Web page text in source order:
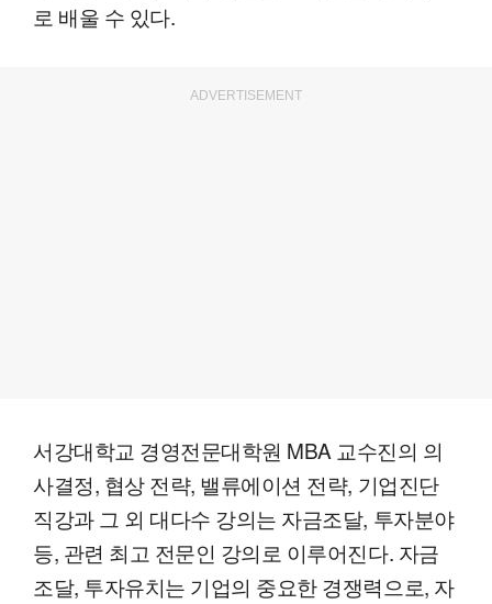
로 배울 수 있다.
ADVERTISEMENT
서강대학교 경영전문대학원 MBA 교수진의 의
사결정, 협상 전략, 밸류에이션 전략, 기업진단
직강과 그 외 대다수 강의는 자금조달, 투자분야
등, 관련 최고 전문인 강의로 이루어진다. 자금
조달, 투자유치는 기업의 중요한 경쟁력으로, 자